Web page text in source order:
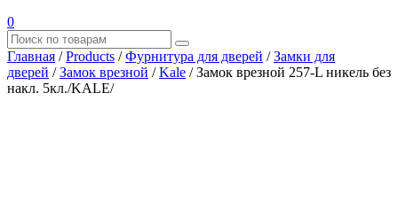
0
Главная /Products /Фурнитура для дверей /Замки для
дверей /Замок врезной /Kale /Замок врезной 257-L никель без
накл. 5кл./KALE/